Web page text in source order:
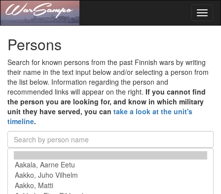
Persons
Search for known persons from the past Finnish wars by writing
their name in the text input below and/or selecting a person from
the list below. Information regarding the person and
recommended links will appear on the right. If you cannot find
the person you are looking for, and know in which military
unit they have served, you can take a look at the unit's
timeline.